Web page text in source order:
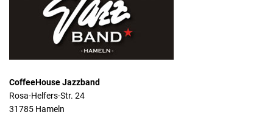
CoffeeHouse Jazzband
Rosa-Helfers-Str. 24
31785 Hameln